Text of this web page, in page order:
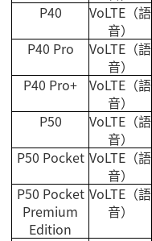
P40
VoLTE （語
音）
P40 Pro
VoLTE （語
音）
P40 Pro+
VoLTE （語
音）
P50
VoLTE （語
音）
P50 Pocket VoLTE （語
音）
P50 Pocket
Premium
Edition
VoLTE （語
音）